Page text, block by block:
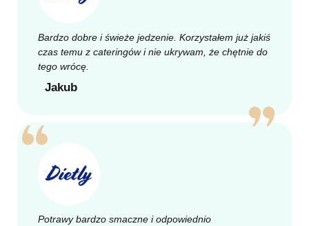
Bardzo dobre i świeże jedzenie. Korzystałem już jakiś
czas temu z cateringów i nie ukrywam, że chętnie do
tego wrócę.
Jakub
Potrawy bardzo smaczne i odpowiednio